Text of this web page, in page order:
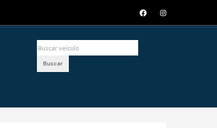
Buscar